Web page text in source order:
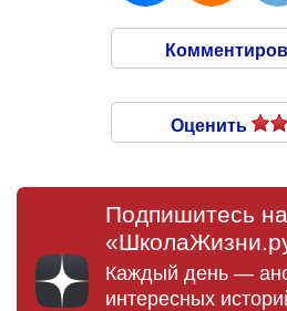
Оценить
Подпишитесь
Каждый день —
интересных